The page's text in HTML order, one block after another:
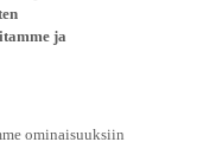
ja
ominaisuuksiin